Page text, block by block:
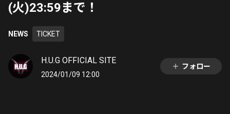
(火)23:59まで！
NEWS TICKET
H.U.G OFFICIAL SITE
2024/01/09 12:00
フォロー